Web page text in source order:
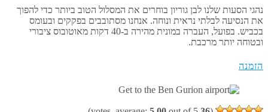
נהגי הסעות שלנו לבן גוריון בוחרים את המסלול הטוב ביותר כדי להפוך
את הנסיעה לבלתי נראית ונוחה. אנחנו מסתובבים בפקקים ובעומס
בכביש. בפועל, העברה במונית מהירה ב-40 דקות מאוטובוס ציבורי
ובטוחה יותר מרכבת.
הזמנה